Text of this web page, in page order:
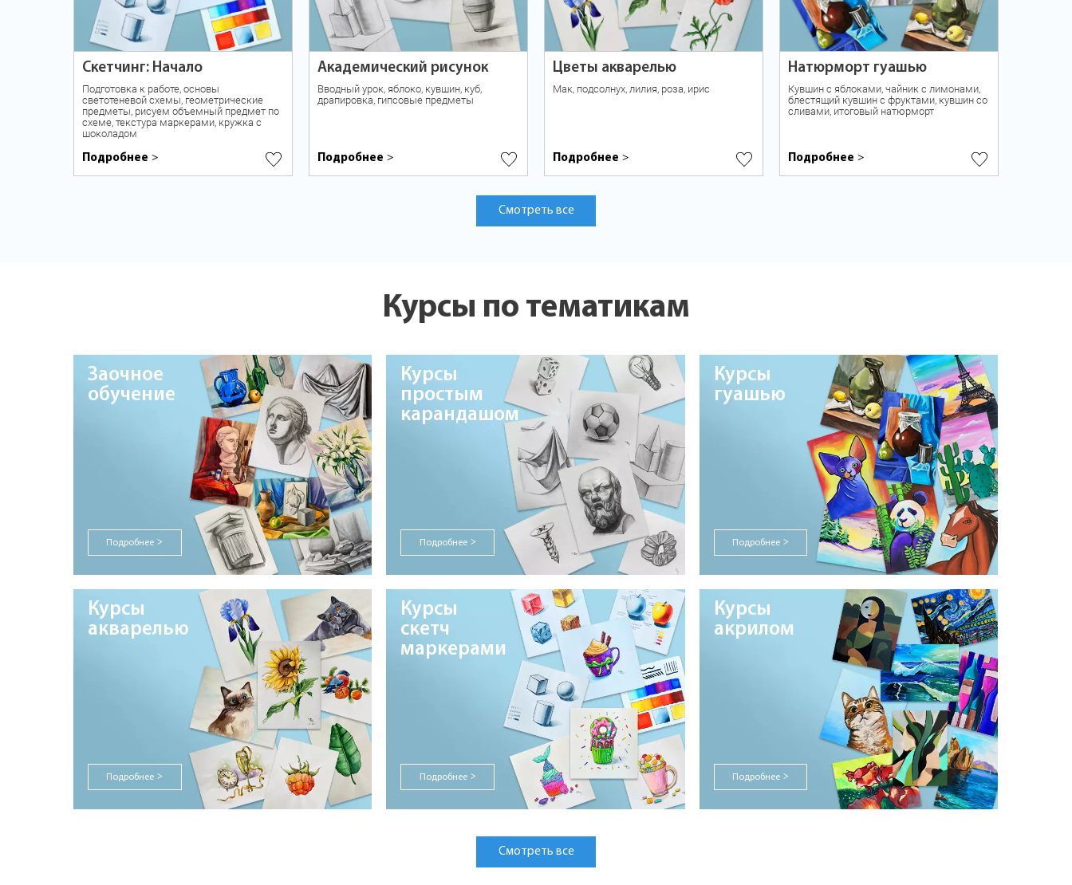
Скетчинг: Начало
Подготовка к работе, основы
светотеневой схемы, геометрические
предметы, рисуем объемный предмет по
схеме, текстура маркерами, кружка с
шоколадом
Подробнее >
Академический рисунок
Вводный урок, яблоко, кувшин, куб,
драпировка, гипсовые предметы
Подробнее >
Цветы акварелью
Мак, подсолнух, лилия, роза, ирис
Подробнее >
Натюрморт гуашью
Кувшин с яблоками, чайник с лимонами,
блестящий кувшин с фруктами, кувшин со
сливами, итоговый натюрморт
Подробнее >
Смотреть все
Курсы по тематикам
Заочное
обучение
Подробнее >
Курсы
простым
карандашом
Подробнее >
Курсы
гуашью
Подробнее >
Курсы
акварелью
Подробнее >
Курсы
скетч
маркерами
Подробнее >
Курсы
акрилом
Подробнее >
Смотреть все